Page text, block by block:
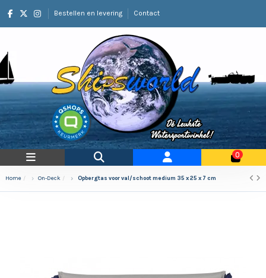
Bestellen en levering Contact
0
Home On-Deck Opbergtas voor val/schoot medium 35 x 25 x 7 cm